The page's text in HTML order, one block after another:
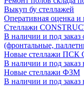
Выкуп бу стеллажей
Оперативная оценка и
Стеллажи
В наличии и под
(фронтальные,
Новые стеллажи ПСК
В наличии и под
Новые стеллажи ФЗМ
В наличии и под